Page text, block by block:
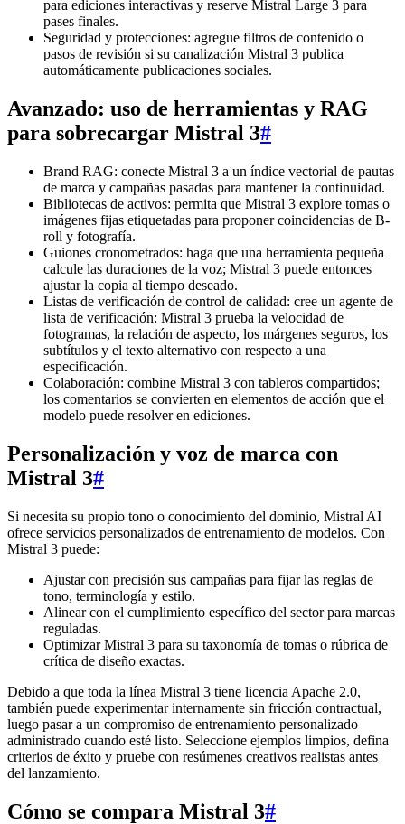
para ediciones interactivas y reserve Mistral Large 3 para
pases finales.
Seguridad y protecciones: agregue filtros de contenido o
pasos de revisión si su canalización Mistral 3 publica
automáticamente publicaciones sociales.
Avanzado: uso de herramientas y RAG
para sobrecargar Mistral 3#
Brand RAG: conecte Mistral 3 a un índice vectorial de pautas
de marca y campañas pasadas para mantener la continuidad.
Bibliotecas de activos: permita que Mistral 3 explore tomas o
imágenes fijas etiquetadas para proponer coincidencias de B-
roll y fotografía.
Guiones cronometrados: haga que una herramienta pequeña
calcule las duraciones de la voz; Mistral 3 puede entonces
ajustar la copia al tiempo deseado.
Listas de verificación de control de calidad: cree un agente de
lista de verificación: Mistral 3 prueba la velocidad de
fotogramas, la relación de aspecto, los márgenes seguros, los
subtítulos y el texto alternativo con respecto a una
especificación.
Colaboración: combine Mistral 3 con tableros compartidos;
los comentarios se convierten en elementos de acción que el
modelo puede resolver en ediciones.
Personalización y voz de marca con
Mistral 3#
Si necesita su propio tono o conocimiento del dominio, Mistral AI
ofrece servicios personalizados de entrenamiento de modelos. Con
Mistral 3 puede:
Ajustar con precisión sus campañas para fijar las reglas de
tono, terminología y estilo.
Alinear con el cumplimiento específico del sector para marcas
reguladas.
Optimizar Mistral 3 para su taxonomía de tomas o rúbrica de
crítica de diseño exactas.
Debido a que toda la línea Mistral 3 tiene licencia Apache 2.0,
también puede experimentar internamente sin fricción contractual,
luego pasar a un compromiso de entrenamiento personalizado
administrado cuando esté listo. Seleccione ejemplos limpios, defina
criterios de éxito y pruebe con resúmenes creativos realistas antes
del lanzamiento.
Cómo se compara Mistral 3#